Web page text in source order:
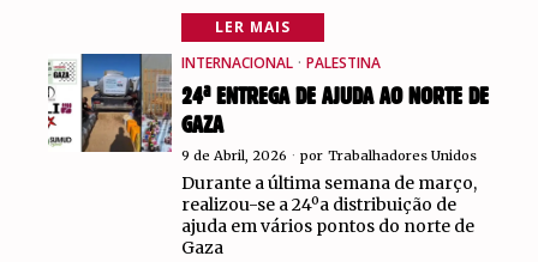
LER MAIS
INTERNACIONAL · PALESTINA
24ª ENTREGA DE AJUDA AO NORTE DE
GAZA
9 de Abril, 2026 por Trabalhadores Unidos
Durante a última semana de março,
realizou-se a 24ºa distribuição de
ajuda em vários pontos do norte de
Gaza